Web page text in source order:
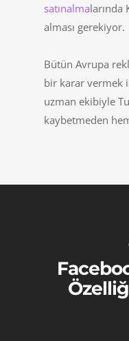
satınalmalarında
alması gerekiyor.
Bütün Avrupa
bir karar vermek
uzman ekibiyle
kaybetmeden